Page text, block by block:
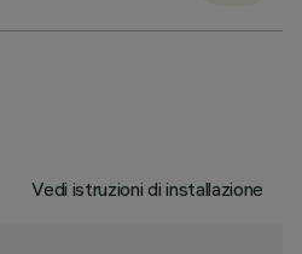
Vedi istruzioni di installazione